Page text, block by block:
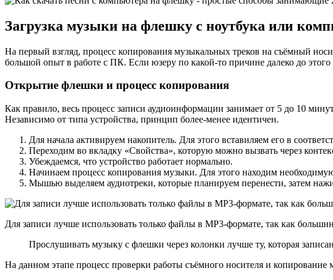
на
флешку
простые
способы
Загрузка музыки на флешку с ноутбука или
На первый взгляд, процесс копирования музыкальных треков на съёмный
большой опыт в работе с ПК. Если юзеру по какой-то причине далеко до
Открытие флешки и процесс копирования
Как правило, весь процесс записи аудиоинформации занимает от 5 до 10
Независимо от типа устройства, принцип более-менее идентичен.
Для начала активируем накопитель. Для этого вставиляем его в
Переходим во вкладку «Свойства», которую можно вызвать через
Убеждаемся, что устройство работает нормально.
Начинаем процесс копирования музыки. Для этого находим
Мышью выделяем аудиотреки, которые планируем перенести, затем
Для записи лучше использовать только файлы в MP3-формате, так как
Прослушивать музыку с флешки через колонки лучше ту, которая
На данном этапе процесс проверки работы съёмного носителя и